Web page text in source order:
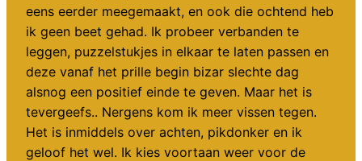
eens eerder meegemaakt, en ook die ochtend heb
ik geen beet gehad. Ik probeer verbanden te
leggen, puzzelstukjes in elkaar te laten passen en
deze vanaf het prille begin bizar slechte dag
alsnog een positief einde te geven. Maar het is
tevergeefs.. Nergens kom ik meer vissen tegen.
Het is inmiddels over achten, pikdonker en ik
geloof het wel. Ik kies voortaan weer voor de